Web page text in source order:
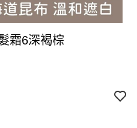
霜6深褐棕